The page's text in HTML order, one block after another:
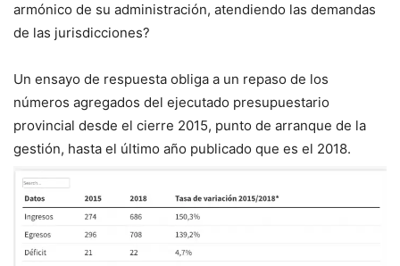
armónico de su administración, atendiendo las demandas
de las jurisdicciones?
Un ensayo de respuesta obliga a un repaso de los
números agregados del ejecutado presupuestario
provincial desde el cierre 2015, punto de arranque de la
gestión, hasta el último año publicado que es el 2018.